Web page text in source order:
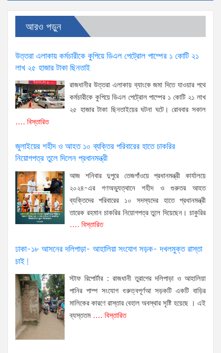
আরও পড়ুন
উত্তরা এলাকায় কর্মচারীকে কুপিয়ে ডিএল পেট্রোল পাম্পের ১ কোটি ২১
লাখ ২৫ হাজার টাকা ছিনতাই
রাজধানীর উত্তরা এলাকায় ব্যাংকে জমা দিতে যাওয়ার পথে
কর্মচারীকে কুপিয়ে ডিএল পেট্রোল পাম্পের ১ কোটি ২১ লাখ
২৫ হাজার টাকা ছিনতাইয়ের ঘটনা ঘটে। রোববার সকাল
.... বিস্তারিত
জুলাইয়ের শহীদ ও আহত ১০ ব্যক্তির পরিবারের হাতে চাকরির
নিয়োগপত্র তুলে দিলেন প্রধানমন্ত্রী
আজ শনিবার দুপুরে তেজগাঁওয়ে প্রধানমন্ত্রী কার্যালয়ে
২০২৪-এর গণঅভ্যুত্থানে শহীদ ও গুরুতর আহত
ব্যক্তিদের পরিবারের ১০ সদস্যদের হাতে প্রধানমন্ত্রী
তারেক রহমান চাকরির নিয়োগপত্র তুলে দিয়েছেন। চাকুরির
.... বিস্তারিত
ঢাকা-১৮ আসনের দলিপাড়া- আহালিয়া সংযোগ সড়ক- দখলমুক্ত রাস্তা
চাই!
স্টাফ রিপোর্টার : রাজধানী তুরাগের দলিপাড়া ও আহালিয়া
পানির পাম্প সংযোগ গুরুত্বপূর্ণআ সড়কটি একটি বাড়ির
মালিকের কারণে রাস্তার বেহাল অবস্থার সৃষ্টি হয়েছে । এই
ব্যস্ততম .... বিস্তারিত